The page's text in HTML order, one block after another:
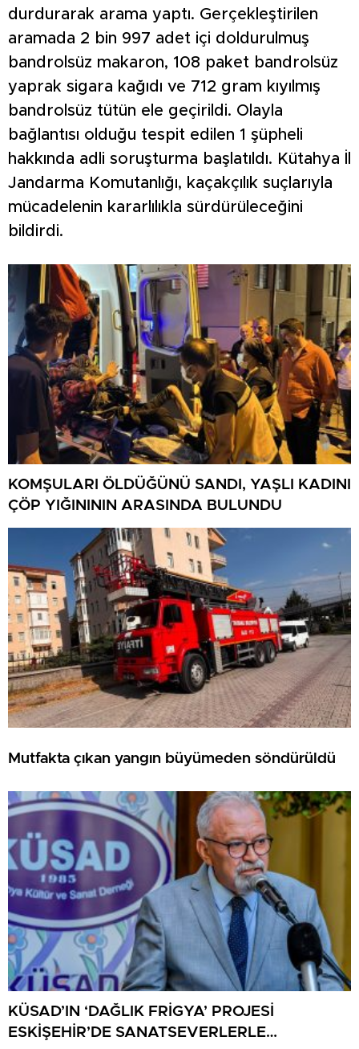
durdurarak arama yaptı. Gerçekleştirilen
aramada 2 bin 997 adet içi doldurulmuş
bandrolsüz makaron, 108 paket bandrolsüz
yaprak sigara kağıdı ve 712 gram kıyılmış
bandrolsüz tütün ele geçirildi. Olayla
bağlantısı olduğu tespit edilen 1 şüpheli
hakkında adli soruşturma başlatıldı. Kütahya İl
Jandarma Komutanlığı, kaçakçılık suçlarıyla
mücadelenin kararlılıkla sürdürüleceğini
bildirdi.
KOMŞULARI ÖLDÜĞÜNÜ SANDI, YAŞLI KADINI
ÇÖP YIĞINININ ARASINDA BULUNDU
Mutfakta çıkan yangın büyümeden söndürüldü
KÜSAD’IN ‘DAĞLIK FRİGYA’ PROJESİ
ESKİŞEHİR’DE SANATSEVERLERLE